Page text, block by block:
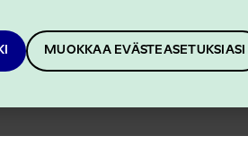
MUOKKAA EVÄSTEASETUKSIASI